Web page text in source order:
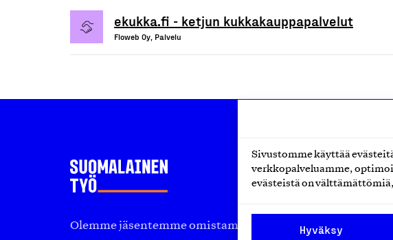
Sivustomme käyttää
verkkopalveluamme,
evästeistä on
Hyväksy
ekukka.fi - ketjun kukkakauppapalvelut
Floweb Oy, Palvelu
Olemme jäsentemme omistama puolueeton,